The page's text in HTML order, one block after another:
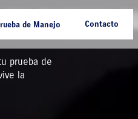
de Manejo Contacto
SUZUKI
prueba de
la